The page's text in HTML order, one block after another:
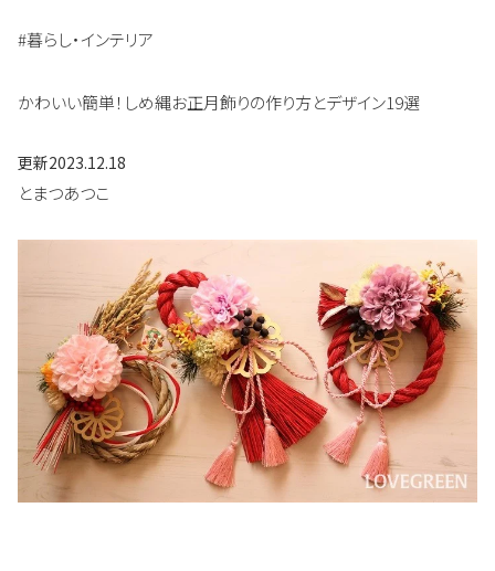
#暮らし・インテリア
かわいい簡単！しめ縄お正月飾りの作り方とデザイン19選
更新2023.12.18
とまつあつこ